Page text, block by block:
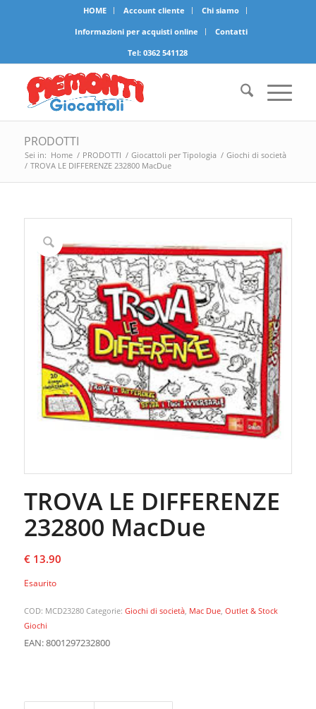
HOME Account cliente
Chi siamo
Informazioni per acquisti online
Contatti
Tel:0362 541128
PRODOTTI
Sei in: Home / PRODOTTI / Giocattoli per Tipologia / Giochi di società
/ TROVA LE DIFFERENZE 232800 MacDue
TROVA LE DIFFERENZE
232800 MacDue
€13.90
Esaurito
COD: MCD23280 Categorie: Giochi di società, Mac Due, Outlet & Stock
Giochi
EAN: 8001297232800